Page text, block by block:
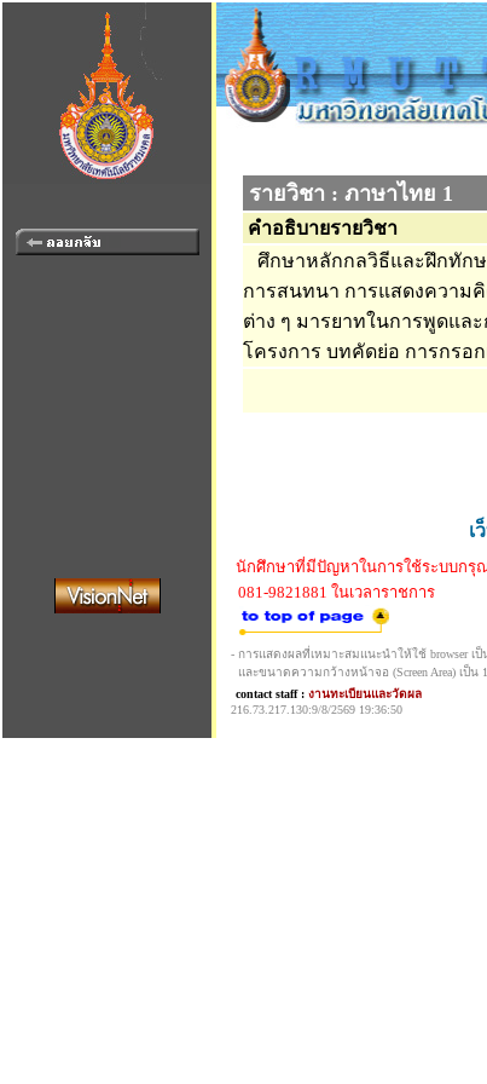
รายวิชา : ภาษาไทย 1
คำอธิบายรายวิชา
ศึกษาหลักกลวิธีและฝึกทัก
การสนทนา การแสดงความ
ต่าง ๆ มารยาทในการพูดแล
โครงการ บทคัดย่อ การกรอ
เ
นักศึกษาที่มีปัญหาในการใช้ระบบกรุ
081-9821881 ในเวลาราชการ
- การแสดงผลที่เหมาะสมแนะนำให้ใช้ browser เป็น
และขนาดความกว้างหน้าจอ (Screen Area) เป็น
contact staff : งานทะเบียนและวัดผล
216.73.217.130:9/8/2569 19:36:50